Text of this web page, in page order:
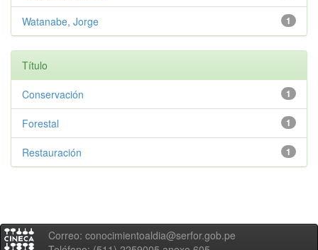
1
Watanabe, Jorge
Título
1
Conservación
1
Forestal
1
Restauración
Correo: conocimientoaldia@serfor.gob.pe